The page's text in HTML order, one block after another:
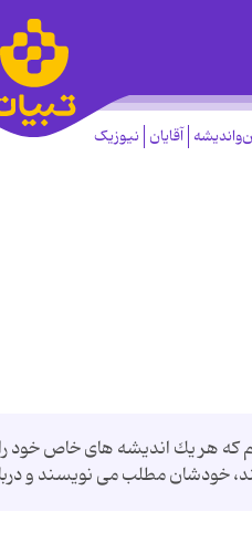
آقایان نیوزیک
كه هر یك اندیشه های خاص خود را
خودشان مطلب می نویسند و